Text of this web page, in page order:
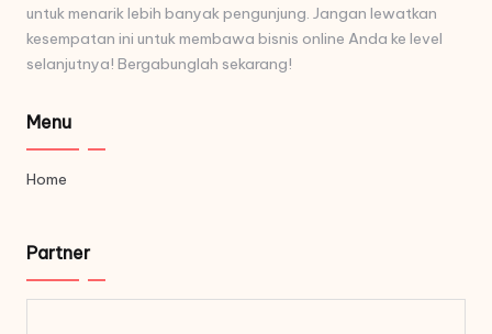
untuk menarik lebih banyak pengunjung. Jangan lewatkan
kesempatan ini untuk membawa bisnis online Anda ke level
selanjutnya! Bergabunglah sekarang!
Menu
Home
Partner